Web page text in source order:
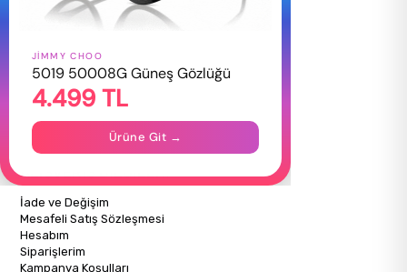
HAKKIMIZDA
Hakkımızda
Gizlilik Politikası
İletişim
Mağazalarımız
ALIŞVERİŞ BİLGİLERİ
İade ve Değişim
Mesafeli Satış Sözleşmesi
Hesabım
Siparişlerim
Kampanya Koşulları
JIMMY CHOO
5019 50008G Güneş Gözlüğü
4.499 TL
Ürüne Git →